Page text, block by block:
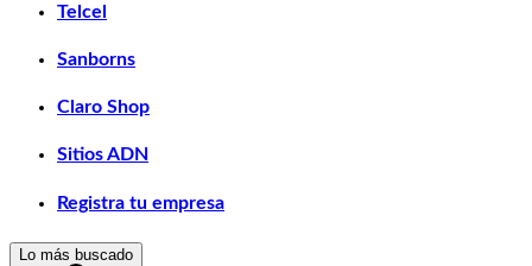
Telcel
Sanborns
Claro Shop
Sitios ADN
Registra tu empresa
Lo más buscado